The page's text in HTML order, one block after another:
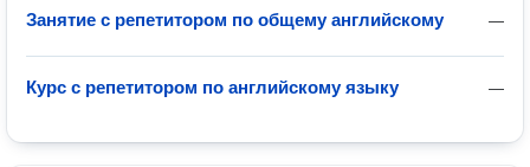
—
Занятие с репетитором по общему английскому
—
Курс с репетитором по английскому языку